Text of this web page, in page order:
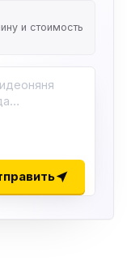
и стоимость